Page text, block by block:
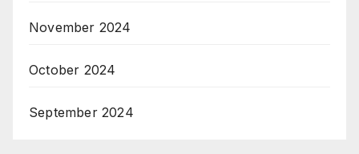
November 2024
October 2024
September 2024